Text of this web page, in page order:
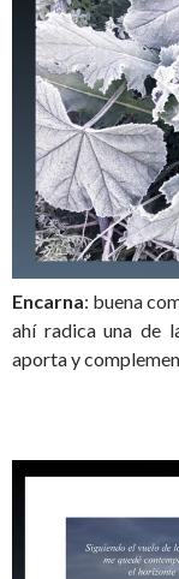
Encarna: buena
ahí radica una de
aporta y